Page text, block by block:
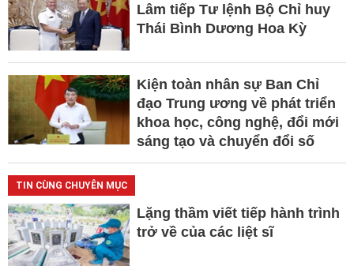
Lâm tiếp Tư lệnh Bộ Chỉ huy
Thái Bình Dương Hoa Kỳ
Kiện toàn nhân sự Ban Chỉ
đạo Trung ương về phát triển
khoa học, công nghệ, đổi mới
sáng tạo và chuyển đổi số
TIN CÙNG CHUYÊN MỤC
Lặng thầm viết tiếp hành trình
trở về của các liệt sĩ